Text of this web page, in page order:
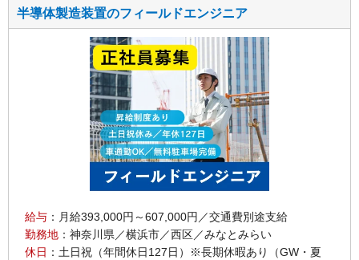
半導体製造装置のフィールドエンジニア
給与 ：月給393,000円～607,000円／交通費別途支給
勤務地 ：神奈川県／横浜市／西区／みなとみらい
休日 ：土日祝（年間休日127日）※長期休暇あり（GW・夏